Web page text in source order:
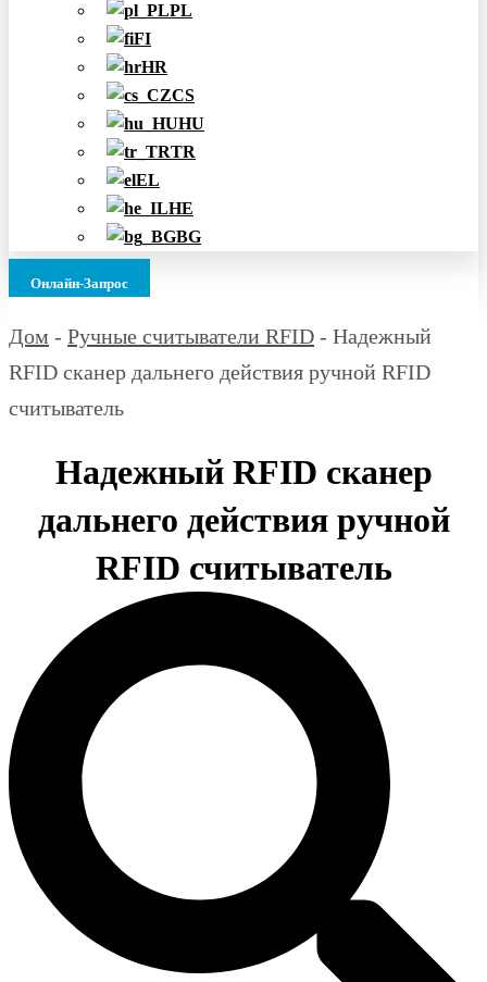
PL
FI
HR
CS
HU
TR
EL
HE
BG
Онлайн-Запрос
Дом - Ручные считыватели RFID - Надежный
RFID сканер дальнего действия ручной RFID
считыватель
Надежный RFID сканер
дальнего действия ручной
RFID считыватель